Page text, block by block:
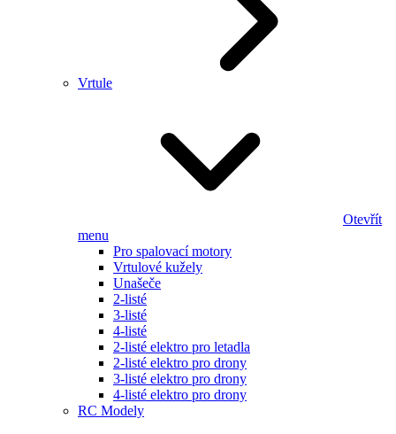
Vrtule
Otevřít
menu
Pro spalovací motory
Vrtulové kužely
Unašeče
2-listé
3-listé
4-listé
2-listé elektro pro letadla
2-listé elektro pro drony
3-listé elektro pro drony
4-listé elektro pro drony
RC Modely